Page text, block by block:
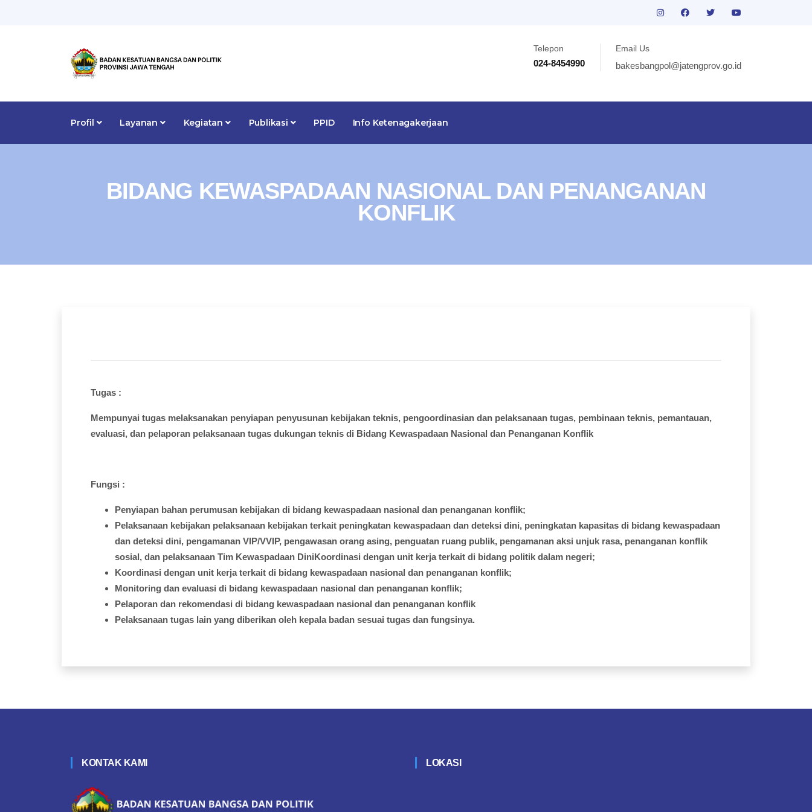
Telepon
024-8454990
Email Us
bakesbangpol@jatengprov.go.id
Profil Layanan Kegiatan Publikasi PPID Info Ketenagakerjaan
BIDANG KEWASPADAAN NASIONAL DAN PENANGANAN
KONFLIK
Tugas :
Mempunyai tugas melaksanakan penyiapan penyusunan kebijakan teknis, pengoordinasian dan pelaksanaan tugas, pembinaan teknis, pemantauan,
evaluasi, dan pelaporan pelaksanaan tugas dukungan teknis di Bidang Kewaspadaan Nasional dan Penanganan Konflik
Fungsi :
Penyiapan bahan perumusan kebijakan di bidang kewaspadaan nasional dan penanganan konflik;
Pelaksanaan kebijakan pelaksanaan kebijakan terkait peningkatan kewaspadaan dan deteksi dini, peningkatan kapasitas di bidang kewaspadaan
dan deteksi dini, pengamanan VIP/VVIP, pengawasan orang asing, penguatan ruang publik, pengamanan aksi unjuk rasa, penanganan konflik
sosial, dan pelaksanaan Tim Kewaspadaan DiniKoordinasi dengan unit kerja terkait di bidang politik dalam negeri;
Koordinasi dengan unit kerja terkait di bidang kewaspadaan nasional dan penanganan konflik;
Monitoring dan evaluasi di bidang kewaspadaan nasional dan penanganan konflik;
Pelaporan dan rekomendasi di bidang kewaspadaan nasional dan penanganan konflik
Pelaksanaan tugas lain yang diberikan oleh kepalabadan sesuai tugas dan fungsinya.
KONTAK KAMI LOKASI